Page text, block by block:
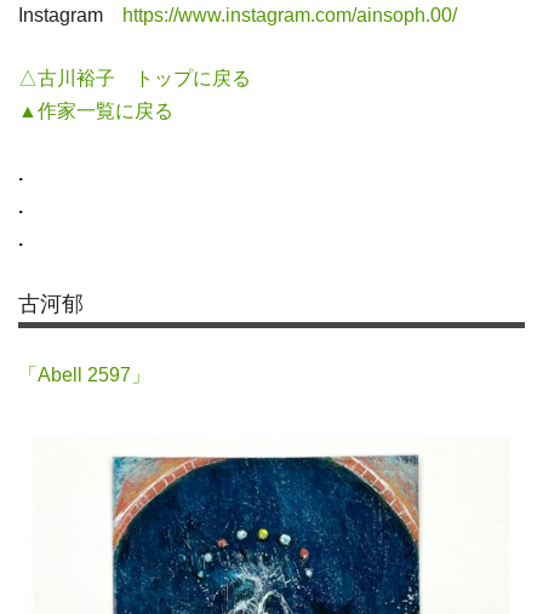
Instagram
https://www.instagram.com/ainsoph.00/
△古川裕子 トップに戻る
▲作家一覧に戻る
.
.
.
古河郁
「Abell 2597」